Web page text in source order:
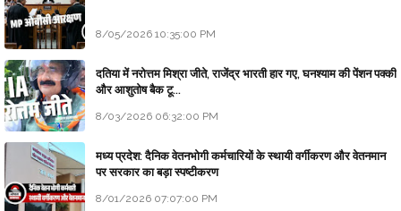
8/05/2026 10:35:00 PM
दतिया में नरोत्तम मिश्रा जीते, राजेंद्र भारती हार गए, घनश्याम की पेंशन पक्की
और आशुतोष बैक टू...
8/03/2026 06:32:00 PM
मध्य प्रदेश: दैनिक वेतनभोगी कर्मचारियों के स्थायी वर्गीकरण और वेतनमान
पर सरकार का बड़ा स्पष्टीकरण
8/01/2026 07:07:00 PM